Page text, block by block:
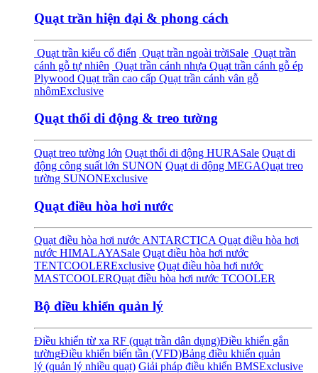
Quạt trần hiện đại & phong cách
Quạt trần kiểu cổ điển Quạt trần ngoài trờiSale Quạt trần
cánh gỗ tự nhiên Quạt trần cánh nhựa Quạt trần cánh gỗ ép
Plywood Quạt trần cao cấp Quạt trần cánh vân gỗ
nhômExclusive
Quạt thổi di động & treo tường
Quạt treo tường lớn Quạt thổi di động HURASale Quạt di
động công suất lớn SUNON Quạt di động MEGAQuạt treo
tường SUNONExclusive
Quạt điều hòa hơi nước
Quạt điều hòa hơi nước ANTARCTICA Quạt điều hòa hơi
nước HIMALAYASale Quạt điều hòa hơi nước
TENTCOOLERExclusive Quạt điều hòa hơi nước
MASTCOOLERQuạt điều hòa hơi nước TCOOLER
Bộ điều khiển quản lý
Điều khiển từ xa RF (quạt trần dân dụng)Điều khiển gắn
tườngĐiều khiển biến tần (VFD)Bảng điều khiển quản
lý (quản lý nhiều quạt) Giải pháp điều khiển BMSExclusive